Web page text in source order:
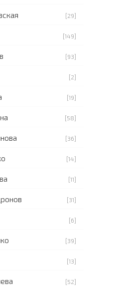
[29]
[149]
[93]
[2]
[19]
[58]
[36]
[14]
[11]
[31]
[6]
[39]
[13]
[52]